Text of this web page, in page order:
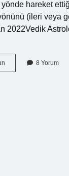
hareket
(ileri veya
2022Vedik
Retro
8 Yorum